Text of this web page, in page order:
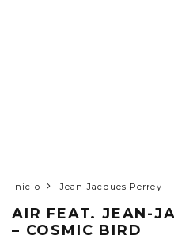
Inicio Jean-Jacques Perrey
AIR FEAT. JEAN-
– COSMIC BIRD